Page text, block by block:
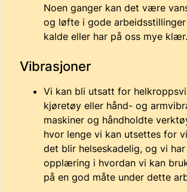
Noen ganger kan det være
og løfte i gode
kalde eller har på oss mye klær.
Vibrasjoner
Vi kan bli utsatt for
kjøretøy eller hånd- og
maskiner og håndholdte
hvor lenge vi kan utsettes for
det blir helseskadelig, og vi
opplæring i hvordan vi kan
på en god måte under dette